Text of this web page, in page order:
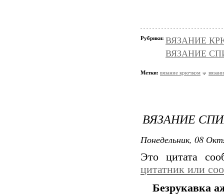
Рубрики: ВЯЗАНИЕ
ВЯЗАНИЕ
Метки: вязание крючком
ВЯЗАНИЕ
Понедельник, 08
Это цитата
цитатник или
Безрукавка